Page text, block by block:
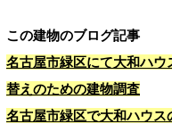
この建物のブログ記事
名古屋市緑区にて大和ハ
替えのための建物調査
名古屋市緑区で大和ハウ